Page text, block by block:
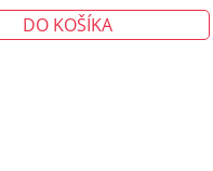
DO KOŠÍKA